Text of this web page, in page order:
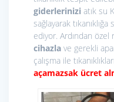
giderlerinizi atık su
sağlayarak
ediyor. Ardından
cihazla ve gerekli
çalışma ile
açamazsak ücret